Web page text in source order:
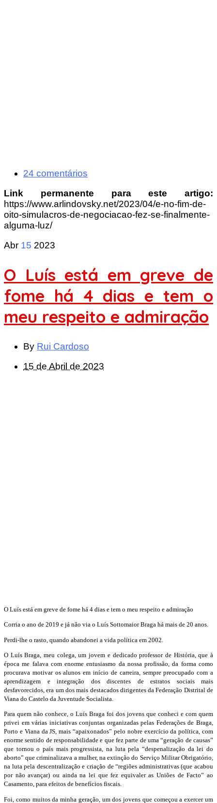
24 comentários
Link permanente para este artigo:
https://www.arlindovsky.net/2023/04/e-no-fim-de-
oito-simulacros-de-negociacao-fez-se-finalmente-
alguma-luz/
Abr 15 2023
O Luís está em greve de
fome há 4 dias e tem o
meu respeito e admiração
By Rui Cardoso
15 de Abril de 2023
O Luís está em greve de fome há 4 dias e tem o meu respeito e admiração
Corria o ano de 2019 e já não via o Luís Sottomaior Braga há mais de 20 anos.
Perdi-lhe o rasto, quando abandonei a vida política em 2002.
O Luís Braga, meu colega, um jovem e dedicado professor de História, que à
época me falava com enorme entusiasmo da nossa profissão, da forma como
procurava motivar os alunos em início de carreira, sempre preocupado com a
aprendizagem e integração dos discentes de estratos sociais mais
desfavorecidos, era um dos mais destacados dirigentes da Federação Distrital de
Viana do Castelo da Juventude Socialista.
Para quem não conhece, o Luís Braga foi dos jovens que conheci e com quem
privei em várias iniciativas conjuntas organizadas pelas Federações de Braga,
Porto e Viana da JS, mais “apaixonados” pelo nobre exercício da política, com
enorme sentido de responsabilidade e que fez parte de uma “geração de causas”
que tornou o país mais progressista, na luta pela “despenalização da lei do
aborto” que criminalizava a mulher, na extinção do Serviço Militar Obrigatório,
na luta pela descentralização e criação de “regiões administrativas (que acabou
por não avançar) ou ainda na lei que fez equivaler as Uniões de Facto” ao
Casamento, para efeitos de benefícios fiscais.
Foi, como muitos da minha geração, um dos jovens que começou a exercer um